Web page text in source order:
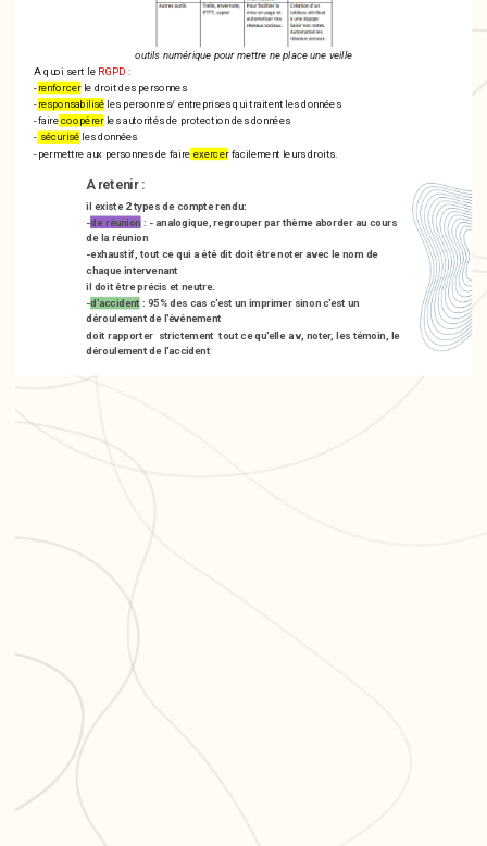
outils numérique pour mettre ne place une veille
A quoi sert leRGPD :
-renforcerle droit des personnes
-responsabilisé les personnes/ entreprises qui traitent les données
-fairecoopérerles autorités de protection des données
- sécuriséles données
-permettre aux personnes de faire exercerfacilement leurs droits.
A retenir :
il existe 2 types de compte rendu:
-de réunion : - analogique, regrouper par thème aborder au cours
de la réunion
-exhaustif, tout ce qui a été dit doit être noter avec le nom de
chaque intervenant
il doit être précis et neutre.
-d'accident : 95% des cas c'est un imprimer sinon c'est un
déroulement de l'événement
doit rapporter strictement tout ce qu'elle a v, noter, les témoin, le
déroulement de l'accident